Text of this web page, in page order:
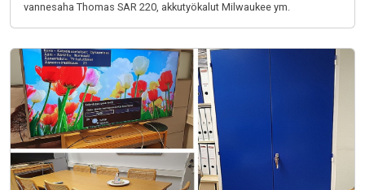
vannesaha Thomas SAR 220, akkutyökalut Milwaukee ym.